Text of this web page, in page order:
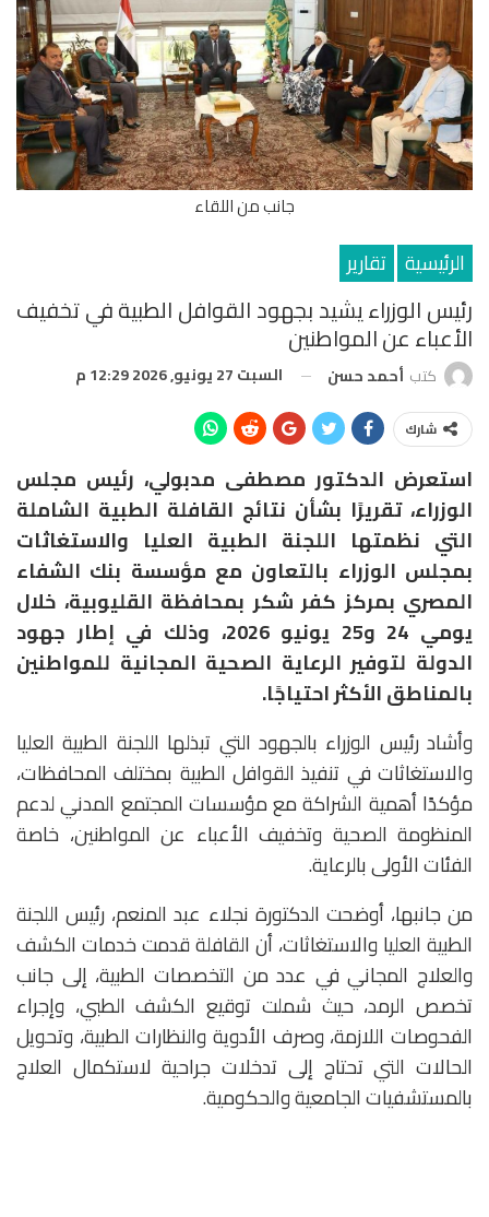
جانب من اللقاء
الرئيسية تقارير
رئيس الوزراء يشيد بجهود القوافل الطبية في تخفيف
الأعباء عن المواطنين
كتب أحمد حسن السبت 27 يونيو, 2026 12:29 م
شارك
استعرض الدكتور مصطفى مدبولي، رئيس مجلس
الوزراء، تقريرًا بشأن نتائج القافلة الطبية الشاملة
التي نظمتها اللجنة الطبية العليا والاستغاثات
بمجلس الوزراء بالتعاون مع مؤسسة بنك الشفاء
المصري بمركز كفر شكر بمحافظة القليوبية، خلال
يومي 24 و25 يونيو 2026، وذلك في إطار جهود
الدولة لتوفير الرعاية الصحية المجانية للمواطنين
بالمناطق الأكثر احتياجًا.
وأشاد رئيس الوزراء بالجهود التي تبذلها اللجنة الطبية العليا
والاستغاثات في تنفيذ القوافل الطبية بمختلف المحافظات،
مؤكدًا أهمية الشراكة مع مؤسسات المجتمع المدني لدعم
المنظومة الصحية وتخفيف الأعباء عن المواطنين، خاصة
الفئات الأولى بالرعاية.
من جانبها، أوضحت الدكتورة نجلاء عبد المنعم، رئيس اللجنة
الطبية العليا والاستغاثات، أن القافلة قدمت خدمات الكشف
والعلاج المجاني في عدد من التخصصات الطبية، إلى جانب
تخصص الرمد، حيث شملت توقيع الكشف الطبي، وإجراء
الفحوصات اللازمة، وصرف الأدوية والنظارات الطبية، وتحويل
الحالات التي تحتاج إلى تدخلات جراحية لاستكمال العلاج
بالمستشفيات الجامعية والحكومية.